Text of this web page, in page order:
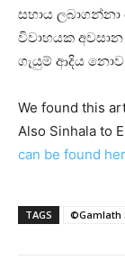
සහාය
විවාහයක
ගැයුම් ආදිය
We found this
Also Sinhala to
can be found
TAGS ©Gamlath